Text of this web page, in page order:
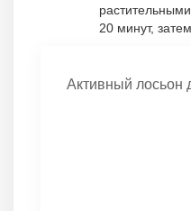
20 минут,
Активный лосьон